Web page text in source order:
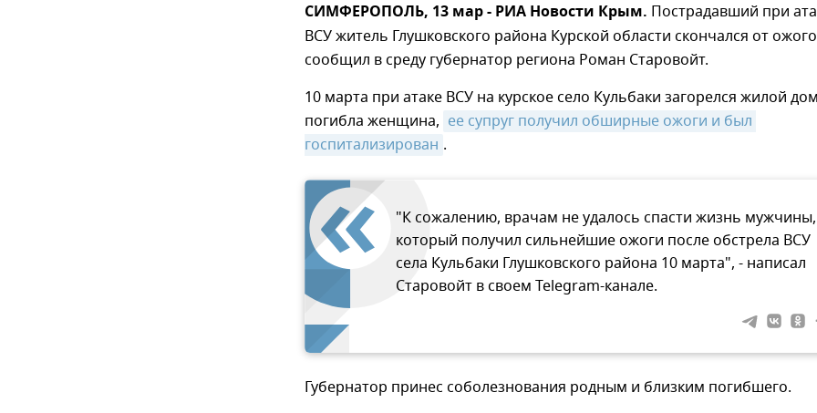
СИМФЕРОПОЛЬ, 13 мар - РИА Новости Крым. Пострадавший при
ВСУ житель Глушковского района Курской области скончался от
сообщил в среду губернатор региона Роман Старовойт.
10 марта при атаке ВСУ на курское село Кульбаки загорелся жилой
погибла женщина, ее супруг получил обширные ожоги и был
госпитализирован .
"К сожалению, врачам не удалось спасти жизнь мужчины,
который получил сильнейшие ожоги после обстрела ВСУ
села Кульбаки Глушковского района 10 марта", - написал
Старовойт в своем Telegram-канале.
Губернатор принес соболезнования родным и близким погибшего.